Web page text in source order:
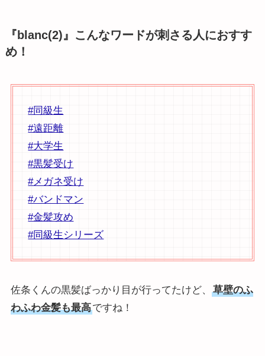
『blanc(2)』こんなワードが刺さる人におすす
め！
#同級生
#遠距離
#大学生
#黒髪受け
#メガネ受け
#バンドマン
#金髪攻め
#同級生シリーズ
佐条くんの黒髪ばっかり目が行ってたけど、
草壁のふ
わふわ金髪も最高ですね！